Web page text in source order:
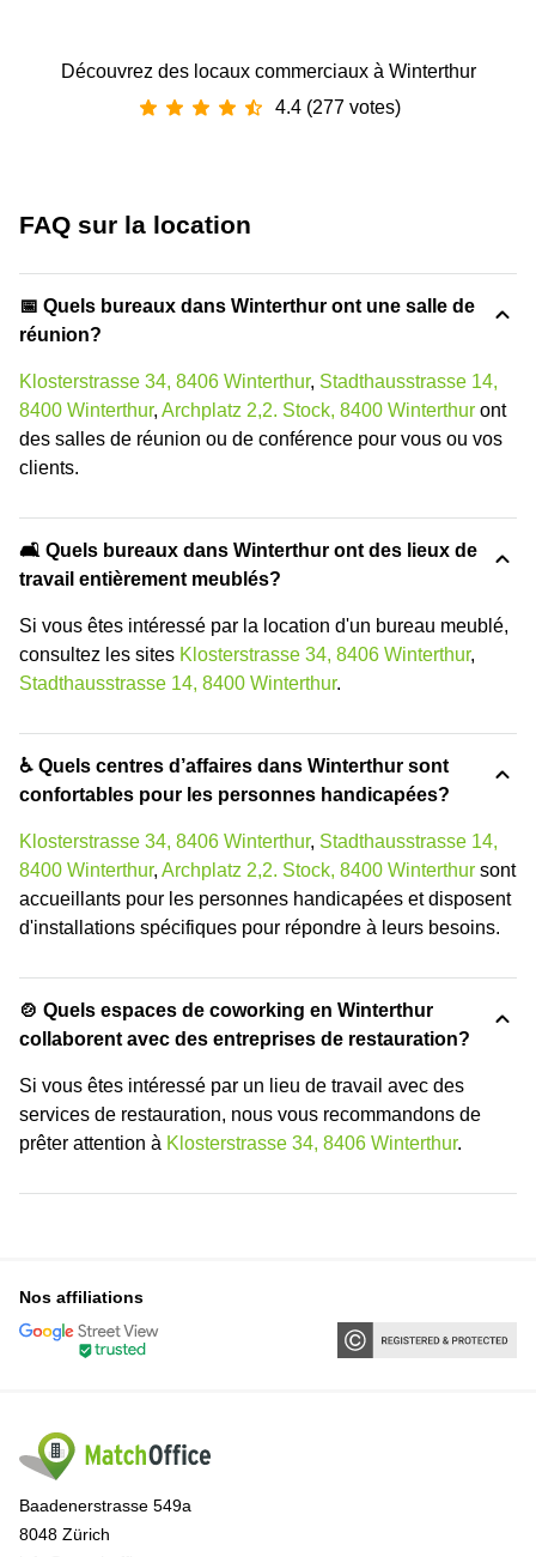
Découvrez des locaux commerciaux à Winterthur
4.4 (277 votes)
FAQ sur la location
📅 Quels bureaux dans Winterthur ont une salle de
réunion?
Klosterstrasse 34, 8406 Winterthur, Stadthausstrasse 14,
8400 Winterthur, Archplatz 2,2. Stock, 8400 Winterthur ont
des salles de réunion ou de conférence pour vous ou vos
clients.
🛋️ Quels bureaux dans Winterthur ont des lieux de
travail entièrement meublés?
Si vous êtes intéressé par la location d'un bureau meublé,
consultez les sites Klosterstrasse 34, 8406 Winterthur,
Stadthausstrasse 14, 8400 Winterthur.
♿ Quels centres d’affaires dans Winterthur sont
confortables pour les personnes handicapées?
Klosterstrasse 34, 8406 Winterthur, Stadthausstrasse 14,
8400 Winterthur, Archplatz 2,2. Stock, 8400 Winterthur sont
accueillants pour les personnes handicapées et disposent
d'installations spécifiques pour répondre à leurs besoins.
🍲 Quels espaces de coworking en Winterthur
collaborent avec des entreprises de restauration?
Si vous êtes intéressé par un lieu de travail avec des
services de restauration, nous vous recommandons de
prêter attention à Klosterstrasse 34, 8406 Winterthur.
Nos affiliations
Baadenerstrasse 549a
8048 Zürich